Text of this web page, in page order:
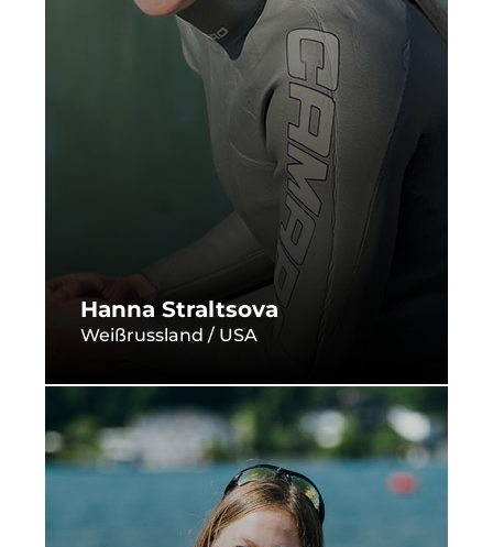
Hanna Straltsova
Weißrussland / USA